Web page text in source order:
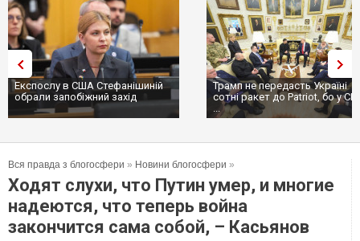
Експослу в США Стефанішиній
обрали запобіжний захід
Трамп не передасть Україні
сотні ракет до Patriot, бо у
...
Вся правда з блогосфери » Новини блогосфери »
Ходят слухи, что Путин умер, и многие
надеются, что теперь война
закончится сама собой, – Касьянов